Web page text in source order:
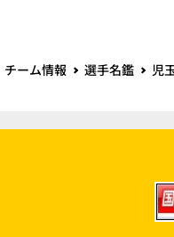
チーム情報 選手名鑑 児